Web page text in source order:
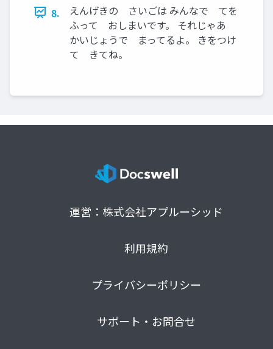
8.
えんげきの さいごは みんなで てを
ふって おしまいです。 それじゃあ
かいじょうで まってるよ。 きをつけ
て きてね。
運営：株式会社アプルーシッド
利用規約
プライバシーポリシー
サポート・お問合せ